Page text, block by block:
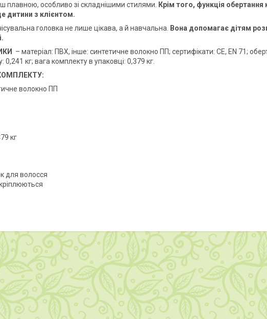
плавною, особливо зі складнішими стилями.
Крім того, функція
дитини з клієнтом.
головка не лише цікава, а й навчальна.
Вона допомагає дітям
– матеріал: ПВХ, інше: синтетичне волокно ПП; сертифікати: CE, EN 71;
кг; вага комплекту в упаковці: 0,379 кг.
волокно ПП
кг
для волосся